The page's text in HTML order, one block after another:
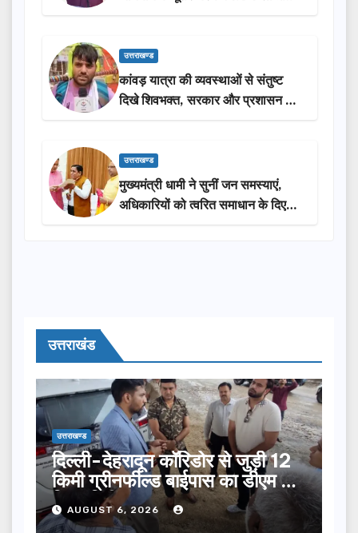
लोगों की भागीदारी…
उत्तराखण्ड
कांवड़ यात्रा की व्यवस्थाओं से संतुष्ट
दिखे शिवभक्त, सरकार और प्रशासन की
सराहना…
उत्तराखण्ड
मुख्यमंत्री धामी ने सुनीं जन समस्याएं,
अधिकारियों को त्वरित समाधान के दिए
निर्देश
उत्तराखंड
उत्तराखण्ड
दिल्ली-देहरादून कॉरिडोर से जुड़ी 12
किमी ग्रीनफील्ड बाईपास का डीएम ने
किया निरीक्षण…
AUGUST 6, 2026